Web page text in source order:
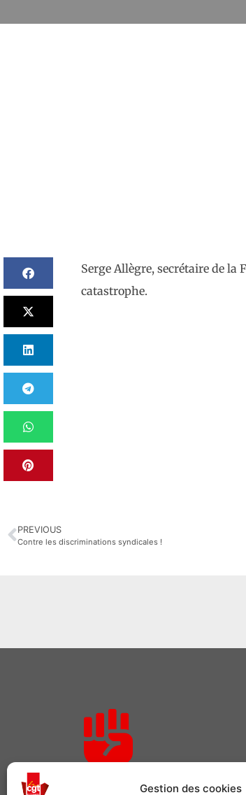
Gestion des cookies
Serge Allègre, secrétaire de la
catastrophe.
PREVIOUS
Contre les discriminations syndicales !